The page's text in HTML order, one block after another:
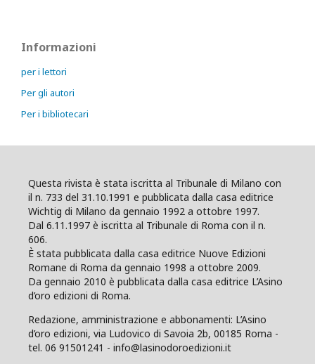
Informazioni
per i lettori
Per gli autori
Per i bibliotecari
Questa rivista è stata iscritta al Tribunale di Milano con
il n. 733 del 31.10.1991 e pubblicata dalla casa editrice
Wichtig di Milano da gennaio 1992 a ottobre 1997.
Dal 6.11.1997 è iscritta al Tribunale di Roma con il n.
606.
È stata pubblicata dalla casa editrice Nuove Edizioni
Romane di Roma da gennaio 1998 a ottobre 2009.
Da gennaio 2010 è pubblicata dalla casa editrice L’Asino
d’oro edizioni di Roma.
Redazione, amministrazione e abbonamenti: L’Asino
d’oro edizioni, via Ludovico di Savoia 2b, 00185 Roma -
tel. 06 91501241 - info@lasinodoroedizioni.it